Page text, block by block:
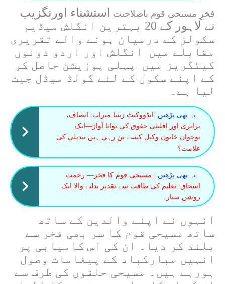
فخرِ مسیحی قوم باصلاحیت
استشناء اورنگزیب
نے لاہور کے 20 بہترین انگلش میڈیم
سکولز کے درمیان ہونے والے تقریری
مقابلے میں انگلش اور اردو دونوں
کیٹگریز میں پہلی پوزیشن حاصل کر
کے اپنے سکول کے لئے گولڈ میڈل جیت
لیا ہے۔
یہ بھی پڑھیں : ایڈووکیٹ زینیا میراب: انصاف،
برابری اور اقلیتی حقوق کی توانا آواز—ایک
نوجوان خاتون وکیل کیسے بن رہی ہیں تبدیلی کی
علامت؟
یہ بھی پڑھیں : مسیحی قوم کا فخر— رحمت
اسحاق: تعلیم کی طاقت سے تقدیر بدلنے والا ایک
روشن ستارہ
انہوں نے اپنے والدین کے ساتھ
ساتھ مسیحی قوم کا سر بھی فخر سے
بلند کر دیا۔ ان کی اس کامیابی پر
انہیں مبارکباد کے پیغامات وصول
ہورہے ہیں۔ مسیحی حلقوں کی طرف سے